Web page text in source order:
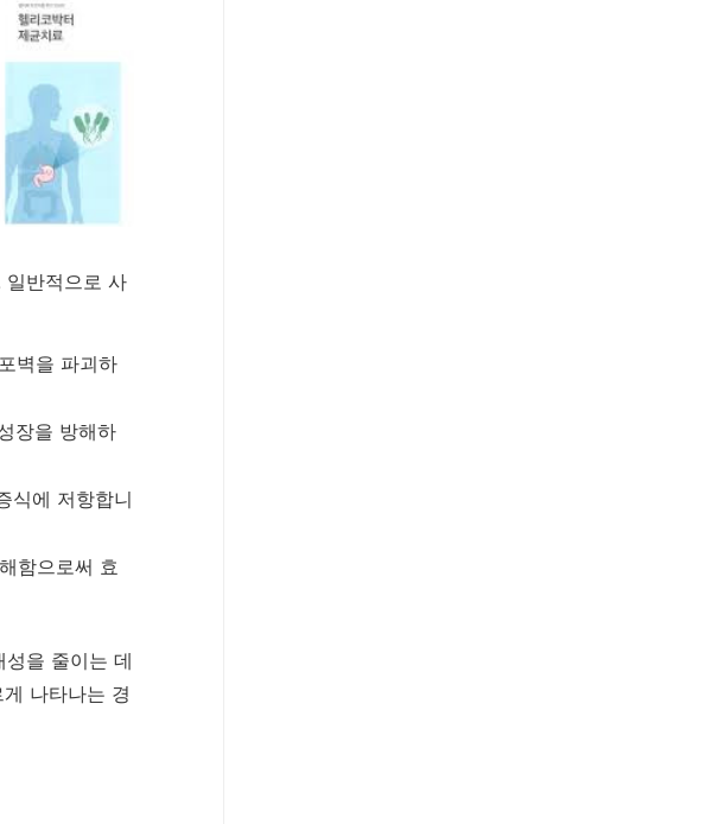
일반적으로 사
벽을 파괴하
장을 방해하
식에 저항합니
함으로써 효
을 줄이는 데
나타나는 경